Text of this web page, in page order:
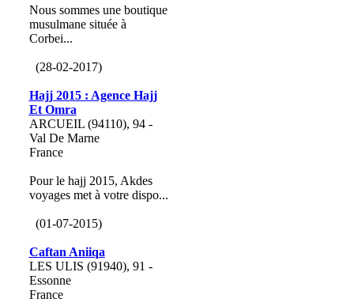
Nous sommes une boutique
musulmane située à
Corbei...
(28-02-2017)
Hajj 2015 : Agence Hajj
Et Omra
ARCUEIL (94110), 94 -
Val De Marne
France
Pour le hajj 2015, Akdes
voyages met à votre dispo...
(01-07-2015)
Caftan Aniiqa
LES ULIS (91940), 91 -
Essonne
France